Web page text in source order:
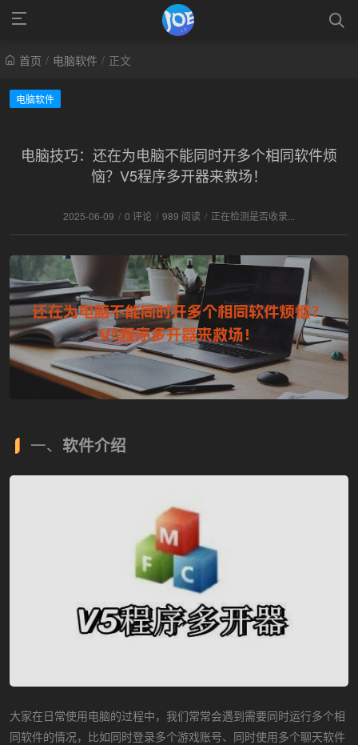
首页 / 电脑软件 / 正文
电脑软件
电脑技巧：还在为电脑不能同时开多个相同软件烦
恼？V5程序多开器来救场！
2025-06-09 / 0 评论 / 989 阅读 / 正在检测是否收录...
一、 软件介绍
大家在日常使用电脑的过程中，我们常常会遇到需要同时运行多个相
同软件的情况，比如同时登录多个游戏账号、同时使用多个聊天软件